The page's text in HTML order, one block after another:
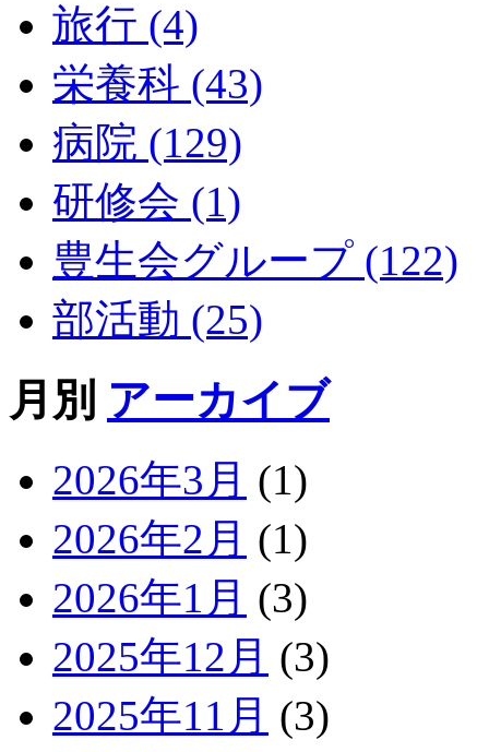
旅行 (4)
栄養科 (43)
病院 (129)
研修会 (1)
豊生会グループ (122)
部活動 (25)
月別 アーカイブ
2026年3月 (1)
2026年2月 (1)
2026年1月 (3)
2025年12月 (3)
2025年11月 (3)